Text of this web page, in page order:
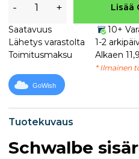
Tuotekuvaus
Schwalbe
- + Lisää
Saatavuus
10+
Lähetys varastolta
1-2
Toimitusmaksu
Alkaen
* Ilmainen
GoWish